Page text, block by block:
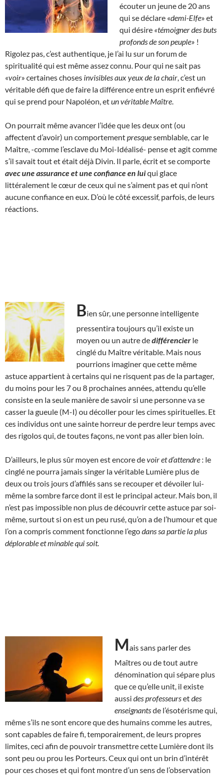
écouter un jeune de 20 ans
qui se déclare «demi-Elfe» et
qui désire «témoigner des buts
profonds de son peuple» !
Rigolez pas, c’est authentique, je l’ai lu sur un forum de
spiritualité qui est même assez connu. Pour qui ne sait pas
«voir» certaines choses invisibles aux yeux de la chair , c’est un
véritable défi que de faire la différence entre un esprit enfiévré
qui se prend pour Napoléon, etun véritable Maître
On pourrait même avancer l’idée que les deux ont (ou
affectent d’avoir) un comportementpresquesemblable, car le
Maître, -comme l’esclave du Moi-Idéalisé- pense et agit comme
s’il savait tout et était déjà Divin. Il parle, écrit et se comporte
avec une assurance et une confiance en luiqui glace
littéralement le cœur de ceux qui ne s’aiment pas et qui n’ont
aucune confiance en eux. D’où le côté excessif, parfois, de leurs
réactions.
Bien sûr, une personne intelligente
pressentira toujours qu’il existe un
moyen ou un autre dedifférencier le
cinglé du Maître véritable. Mais nous
pourrions imaginer que cette même
astuce appartient à certains qui ne risquent pas de la partager,
du moins pour les 7 ou 8 prochaines années, attendu qu’elle
consiste en la seule manière de savoir si une personne va se
casser la gueule (M-I) ou décoller pour les cimes spirituelles. Et
ces individus ont une sainte horreur de perdre leur temps avec
des rigolos qui, de toutes façons, ne vont pas aller bien loin.
D’ailleurs, le plus sûr moyen est encore devoir et d’attendre : le
cinglé ne pourra jamais singer la véritable Lumière plus de
deux ou trois jours d’affilés sans se recouper et dévoiler lui-
même la sombre farce dont il est le principal acteur. Mais bon, il
n’est pas impossible non plus de découvrir cette astuce par soi-
même, surtout si on est un peu rusé, qu’on a de l’humour et que
l’on a compris comment fonctionne l’egodans sa partie la plus
déplorable et minable qui soit.
Mais sans parler des
Maîtres ou de tout autre
dénomination qui sépare plus
que ce qu’elle unit, il existe
aussi des professeursetdes
enseignantsde l’ésotérisme qui,
même s’ils ne sont encore que des humains comme les autres,
sont capables de faire fi, temporairement, de leurs propres
limites, ceci afin de pouvoir transmettre cette Lumière dont ils
sont peu ou prou les Porteurs. Ceux qui ont un brin d’intérêt
pour ces choses et qui font montre d’un sens de l’observation